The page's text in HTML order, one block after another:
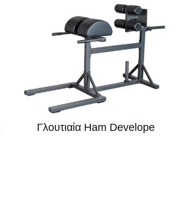
Γλουτιαία Ham Develope